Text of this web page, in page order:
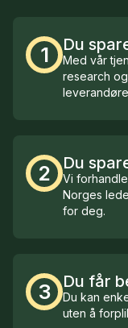
1 Du
Med vår
research
2 Du
Vi
Norges
for deg.
3 Du får
Du kan
uten å